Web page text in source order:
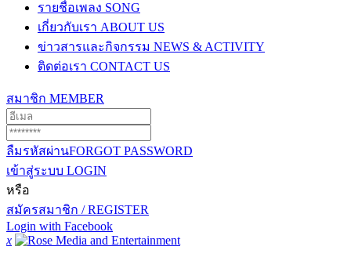
รายชื่อเพลง SONG
เกี่ยวกับเรา ABOUT US
ข่าวสารและกิจกรรม NEWS & ACTIVITY
ติดต่อเรา CONTACT US
สมาชิก MEMBER
ลืมรหัสผ่านFORGOT PASSWORD
เข้าสู่ระบบ LOGIN
หรือ
สมัครสมาชิก / REGISTER
Login with Facebook
x